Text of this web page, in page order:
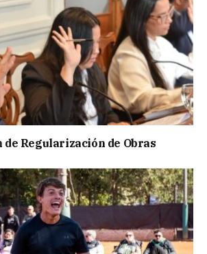
Regularización de Obras